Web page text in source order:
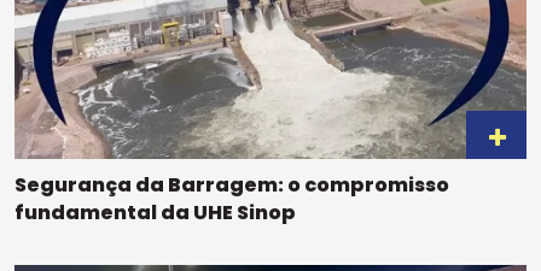
Segurança da Barragem: o compromisso
fundamental da UHE Sinop